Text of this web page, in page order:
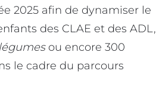
2025 afin de dynamiser le
des CLAE et des ADL,
ou encore 300
le cadre du parcours